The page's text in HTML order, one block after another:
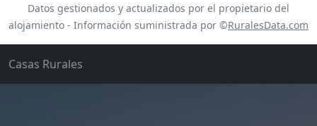
Datos gestionados y actualizados por el propietario del
alojamiento - Información suministrada por ©RuralesData.com
Casas Rurales